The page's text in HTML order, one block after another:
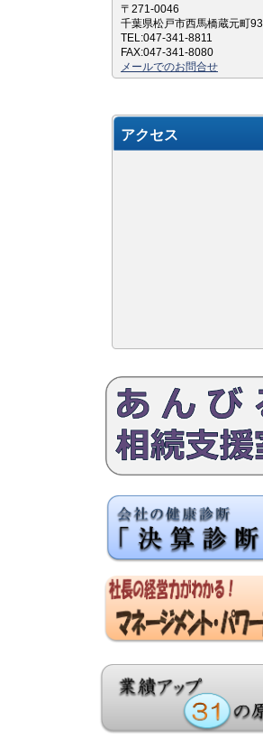
〒271-0046
千葉県松戸市西馬橋蔵元町93
TEL:047-341-8811
FAX:047-341-8080
メールでのお問合せ
アクセス